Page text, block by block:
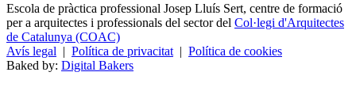
Escola de pràctica professional Josep Lluís Sert, centre de formació
per a arquitectes i professionals del sector del Col·legi d'Arquitectes
de Catalunya (COAC)
Avís legal | Política de privacitat | Política de cookies
Baked by: Digital Bakers